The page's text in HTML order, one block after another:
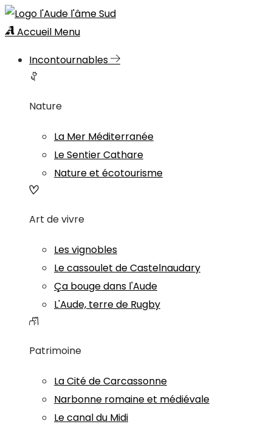
Accueil Menu
Incontournables
Nature
La Mer Méditerranée
Le Sentier Cathare
Nature et écotourisme
Art de vivre
Les vignobles
Le cassoulet de Castelnaudary
Ça bouge dans l'Aude
L'Aude, terre de Rugby
Patrimoine
La Cité de Carcassonne
Narbonne romaine et médiévale
Le canal du Midi